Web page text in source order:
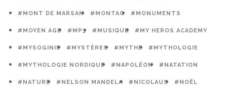
#MONT DE MARSAN #MONTAG #MONUMENTS
#MOYEN AGE #MP3 #MUSIQUE #MY HEROS ACADEMY
#MYSOGINIE #MYSTÈRES #MYTHE #MYTHOLOGIE
#MYTHOLOGIE NORDIQUE #NAPOLÉON #NATATION
#NATURE #NELSON MANDELA #NICOLAUS #NOËL